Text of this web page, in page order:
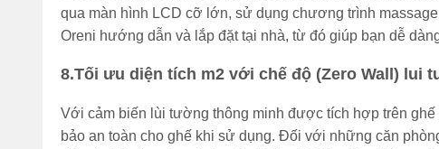
qua màn hình LCD cỡ lớn, sử dụng chương trình
Oreni hướng dẫn và lắp đặt tại nhà, từ đó giúp bạn dễ
8.Tối ưu diện tích m2 với chế độ (Zero Wall) lui
Với cảm biến lùi tường thông minh được tích hợp trên
bảo an toàn cho ghế khi sử dụng. Đối với những căn